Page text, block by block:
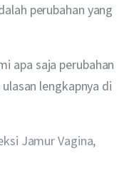
perubahan yang
apa saja perubahan
lengkapnya di
Jamur Vagina,